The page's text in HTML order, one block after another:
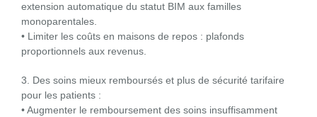
extension automatique du statut BIM aux familles
monoparentales.
• Limiter les coûts en maisons de repos : plafonds
proportionnels aux revenus.
3. Des soins mieux remboursés et plus de sécurité tarifaire
pour les patients :
• Augmenter le remboursement des soins insuffisamment